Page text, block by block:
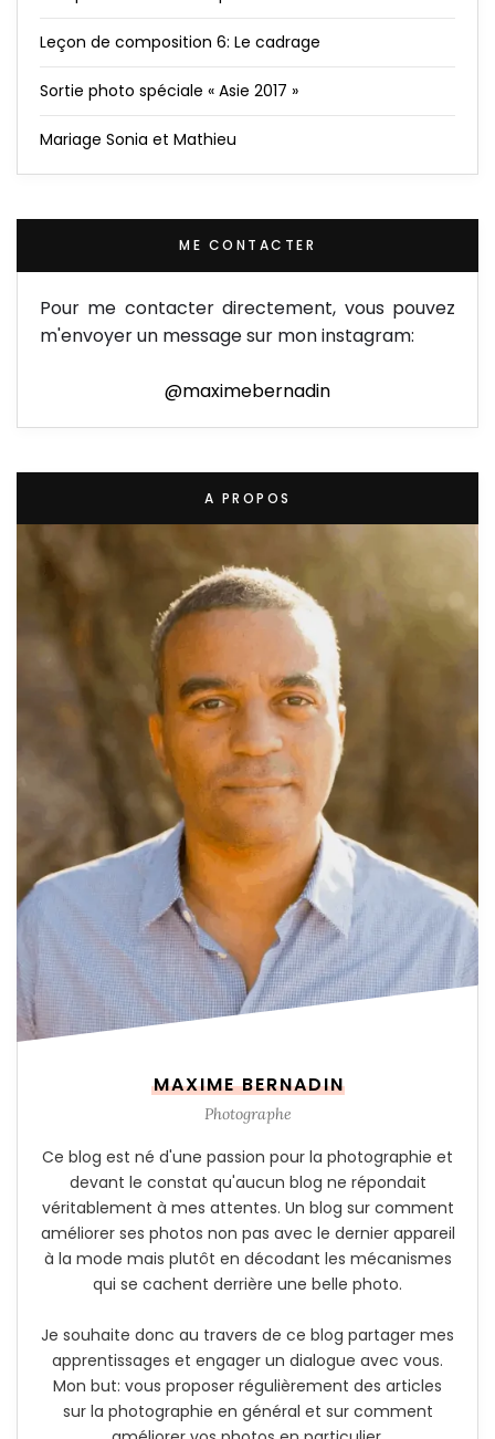
Leçon de composition 6: Le cadrage
Sortie photo spéciale « Asie 2017 »
Mariage Sonia et Mathieu
ME CONTACTER
Pour me contacter directement, vous pouvez
m'envoyer un message sur mon instagram:
@maximebernadin
A PROPOS
MAXIME BERNADIN
Photographe
Ce blog est né d'une passion pour la photographie et
devant le constat qu'aucun blog ne répondait
véritablement à mes attentes. Un blog sur comment
améliorer ses photos non pas avec le dernier appareil
à la mode mais plutôt en décodant les mécanismes
qui se cachent derrière une belle photo.
Je souhaite donc au travers de ce blog partager mes
apprentissages et engager un dialogue avec vous.
Mon but: vous proposer régulièrement des articles
sur la photographie en général et sur comment